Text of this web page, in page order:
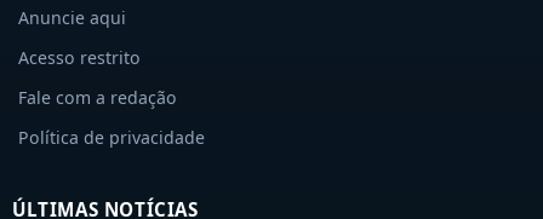
Anuncie aqui
Acesso restrito
Fale com a redação
Política de privacidade
ÚLTIMAS NOTÍCIAS